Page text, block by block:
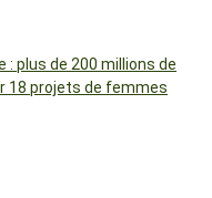
: plus de 200 millions de
18 projets de femmes